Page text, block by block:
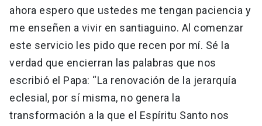
ahora espero que ustedes me tengan paciencia y
me enseñen a vivir en santiaguino. Al comenzar
este servicio les pido que recen por mí. Sé la
verdad que encierran las palabras que nos
escribió el Papa: “La renovación de la jerarquía
eclesial, por sí misma, no genera la
transformación a la que el Espíritu Santo nos